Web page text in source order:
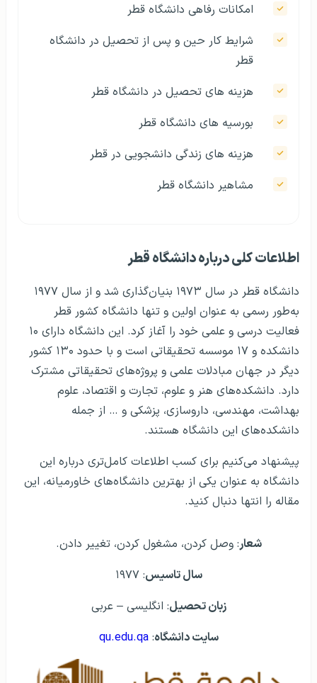
امکانات رفاهی دانشگاه قطر
شرایط کار حین و پس از تحصیل در دانشگاه
قطر
هزینه ‎‌های تحصیل در دانشگاه قطر
بورسیه‌ های دانشگاه قطر
هزینه‌ های زندگی دانشجویی در قطر
مشاهیر دانشگاه قطر
اطلاعات کلی درباره دانشگاه قطر
دانشگاه قطر در سال ۱۹۷۳ بنیان‌گذاری شد و از سال ۱۹۷۷
به‌طور رسمی به عنوان اولین و تنها دانشگاه کشور قطر
فعالیت درسی و علمی خود را آغاز کرد. این دانشگاه دارای ۱۰
دانشکده و ۱۷ موسسه تحقیقاتی است و با حدود ۱۳۰ کشور
دیگر در جهان مبادلات علمی و پروژه‌های تحقیقاتی مشترک
دارد. دانشکده‌های هنر و علوم، تجارت و اقتصاد، علوم
بهداشت، مهندسی، داروسازی، پزشکی و … از جمله
دانشکده‌های این دانشگاه هستند.
پیشنهاد می‌کنیم برای کسب اطلاعات کامل‌تری درباره این
دانشگاه به عنوان یکی از بهترین دانشگاه‌های خاورمیانه، این
مقاله را انتها دنبال کنید.
شعار: وصل کردن، مشغول کردن، تغییر دادن.
سال تاسیس: ۱۹۷۷
زبان تحصیل: انگلیسی – عربی
سایت دانشگاه:
qu.edu.qa